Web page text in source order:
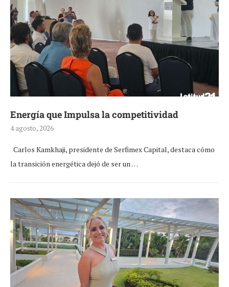
Energía que Impulsa la competitividad
4 agosto, 2026
Carlos Kamkhaji, presidente de Serfimex Capital, destaca cómo
la transición energética dejó de ser un …